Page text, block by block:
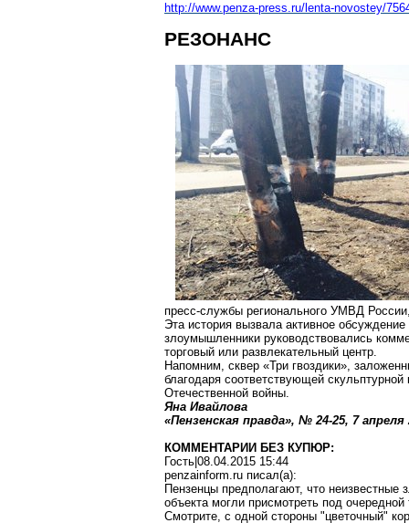
http://www.penza-press.ru/lenta-novostey/
РЕЗОНАНС
пресс-службы регионального УМВД
Эта история вызвала активное
злоумышленники руководствовались
торговый или развлекательный центр.
Напомним, сквер «Три гвоздики»,
благодаря соответствующей
Отечественной войны.
Яна Ивайлова
«Пензенская правда», № 24-25, 7 апреля
КОММЕНТАРИИ БЕЗ КУПЮР:
Гость|08.04.2015 15:44
penzainform.ru писал(a):
Пензенцы предполагают, что
объекта могли присмотреть под
Смотрите, с одной стороны "цветочный"